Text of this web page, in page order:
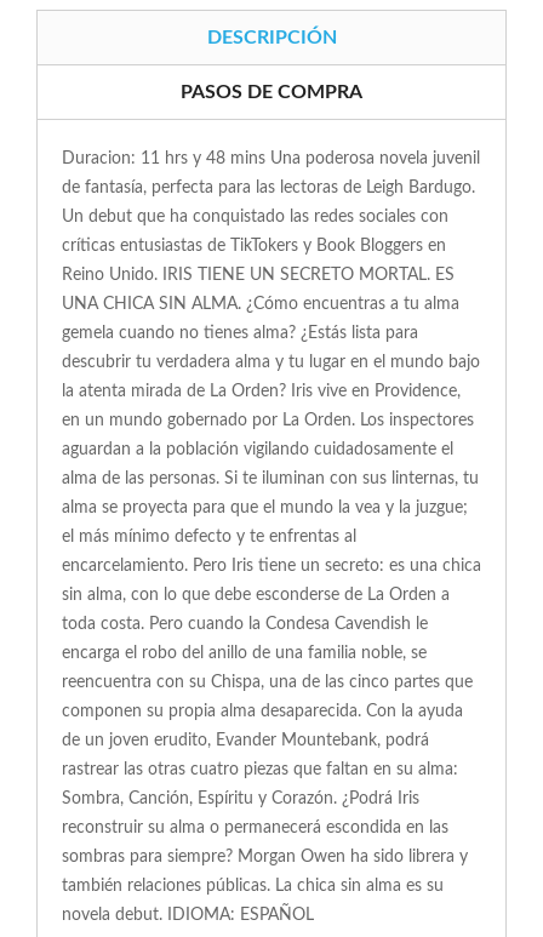
DESCRIPCIÓN
PASOS DE COMPRA
Duracion: 11 hrs y 48 mins Una poderosa novela juvenil
de fantasía, perfecta para las lectoras de Leigh Bardugo.
Un debut que ha conquistado las redes sociales con
críticas entusiastas de TikTokers y Book Bloggers en
Reino Unido. IRIS TIENE UN SECRETO MORTAL. ES
UNA CHICA SIN ALMA. ¿Cómo encuentras a tu alma
gemela cuando no tienes alma? ¿Estás lista para
descubrir tu verdadera alma y tu lugar en el mundo bajo
la atenta mirada de La Orden? Iris vive en Providence,
en un mundo gobernado por La Orden. Los inspectores
aguardan a la población vigilando cuidadosamente el
alma de las personas. Si te iluminan con sus linternas, tu
alma se proyecta para que el mundo la vea y la juzgue;
el más mínimo defecto y te enfrentas al
encarcelamiento. Pero Iris tiene un secreto: es una chica
sin alma, con lo que debe esconderse de La Orden a
toda costa. Pero cuando la Condesa Cavendish le
encarga el robo del anillo de una familia noble, se
reencuentra con su Chispa, una de las cinco partes que
componen su propia alma desaparecida. Con la ayuda
de un joven erudito, Evander Mountebank, podrá
rastrear las otras cuatro piezas que faltan en su alma:
Sombra, Canción, Espíritu y Corazón. ¿Podrá Iris
reconstruir su alma o permanecerá escondida en las
sombras para siempre? Morgan Owen ha sido librera y
también relaciones públicas. La chica sin alma es su
novela debut. IDIOMA: ESPAÑOL